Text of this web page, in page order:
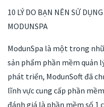
10 LÝ DO BẠN NÊN SỬ
MODUNSPA
ModunSpa là một trong
sản phẩm phần mềm quản
phát triển, ModunSoft đã
lĩnh vực cung cấp phần
đánh giá là phần mềm số 1